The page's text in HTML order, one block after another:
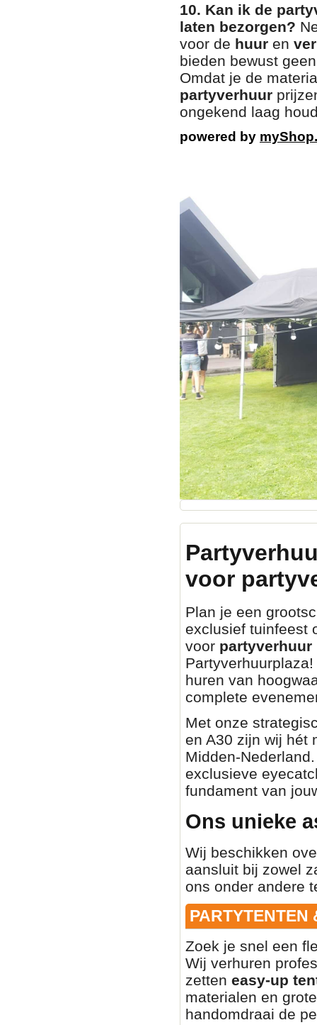
10. Kan ik de
laten bezorgen?
voor de huur en
bieden bewust
Omdat je de
partyverhuur
ongekend laag
powered by
voor
Plan je een
exclusief tuinfeest
voor partyverhuur
huren van
complete
Met onze
en A30 zijn wij hét
Midden-
exclusieve
fundament van
Ons unieke
Wij beschikken
aansluit bij zowel
ons onder andere
PARTYTENTEN
Zoek je snel een
Wij verhuren
zetten easy-up
materialen en
handomdraai de